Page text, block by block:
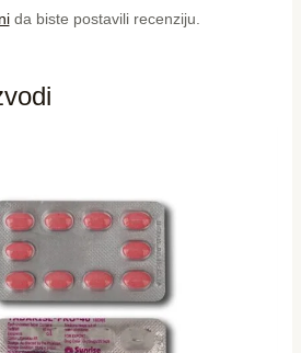
da biste postavili recenziju.